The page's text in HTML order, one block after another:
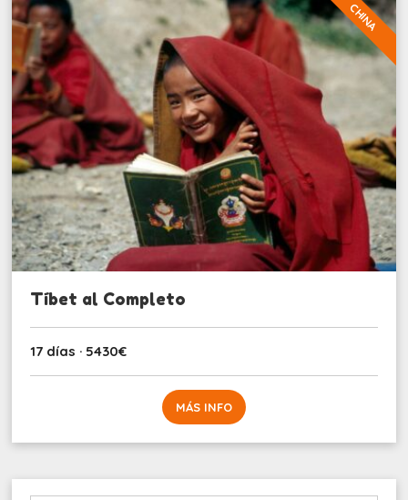
CHINA
Tíbet al Completo
17 días · 5430€
MÁS INFO